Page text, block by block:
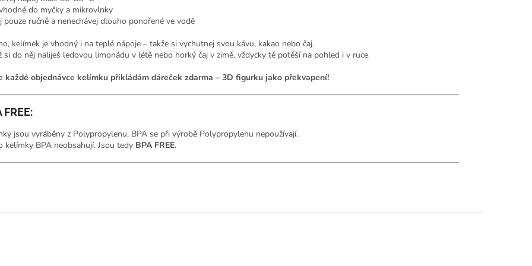
do myčky a mikrovlnky
pouze ručně a nenechávej dlouho ponořené ve vodě
kelímek je vhodný i na teplé nápoje – takže si vychutnej svou kávu, kakao nebo čaj.
si do něj naliješ ledovou limonádu v létě nebo horký čaj v zimě, vždycky tě potěší na pohled i v ruce.
každé objednávce kelímku přikládám dáreček zdarma – 3D figurku jako překvapení!
FREE:
jsou vyráběny z Polypropylenu, BPA se při výrobě Polypropylenu nepoužívají.
kelímky BPA neobsahují. Jsou tedy BPA FREE.